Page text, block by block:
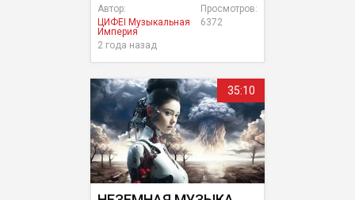
Просмотров:
6372
Автор:
ЦИФЕI Музыкальная
Империя
2 года назад
35:10